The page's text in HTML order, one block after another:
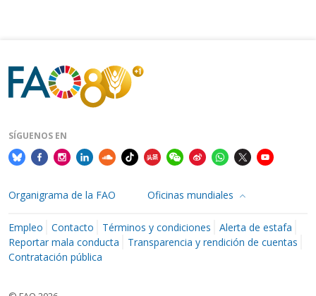
SÍGUENOS EN
Organigrama de la FAO Oficinas mundiales
Empleo Contacto Términos y condiciones
Alerta de estafa
Reportar mala conducta
Transparencia y rendición de cuentas
Contratación pública